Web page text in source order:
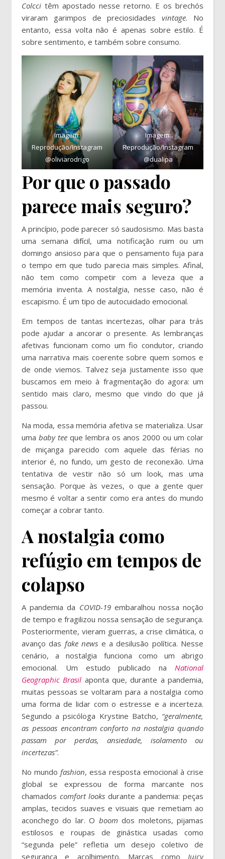
Colcci têm apostado nesse retorno. E os brechós
viraram garimpos de preciosidadesvintage. No
entanto, essa volta não é apenas sobre estilo. É
sobre sentimento, e também sobre consumo.
Imagem:
Reprodução/Instagram
@oliviarodrigo
Imagem:
Reprodução/Instagram
@dualipa
Por que o passado
parece mais seguro?
A princípio, pode parecer só saudosismo. Mas basta
uma semana difícil, uma notificação ruim ou um
domingo ansioso para que o pensamento fuja para
o tempo em que tudo parecia mais simples. Afinal,
não tem como competir com a leveza que a
memória inventa. A nostalgia, nesse caso, não é
escapismo. É um tipo de autocuidado emocional.
Em tempos de tantas incertezas, olhar para trás
pode ajudar a ancorar o presente. As lembranças
afetivas funcionam como um fio condutor, criando
uma narrativa mais coerente sobre quem somos e
de onde viemos. Talvez seja justamente isso que
buscamos em meio à fragmentação do agora: um
sentido mais claro, mesmo que vindo do que já
passou.
Na moda, essa memória afetiva se materializa. Usar
uma baby tee que lembra os anos 2000 ou um colar
de miçanga parecido com aquele das férias no
interior é, no fundo, um gesto de reconexão. Uma
tentativa de vestir não só um look, mas uma
sensação. Porque às vezes, o que a gente quer
mesmo é voltar a sentir como era antes do mundo
começar a cobrar tanto.
A nostalgia como
refúgio em tempos de
colapso
A pandemia da COVID-19embaralhou nossa noção
de tempo e fragilizou nossa sensação de segurança.
Posteriormente, vieram guerras, a crise climática, o
avanço das fake news e a desilusão política. Nesse
cenário, a nostalgia funciona como um abrigo
emocional. Um estudo publicado na National
Geographic Brasil aponta que, durante a pandemia,
muitas pessoas se voltaram para a nostalgia como
uma forma de lidar com o estresse e a incerteza.
Segundo a psicóloga Krystine Batcho, “geralmente,
as pessoas encontram conforto na nostalgia quando
passam por perdas, ansiedade, isolamento ou
incertezas”.
No mundofashion, essa resposta emocional à crise
global se expressou de forma marcante nos
chamados comfort looks durante a pandemia: peças
amplas, tecidos suaves e visuais que remetiam ao
aconchego do lar. O boomdos moletons, pijamas
estilosos e roupas de ginástica usadas como
“segunda pele” refletia um desejo coletivo de
segurança e acolhimento. Marcas como Juicy